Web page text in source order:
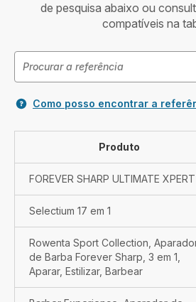
de pesquisa abaixo ou
compatíveis na
Como posso encontrar a
Produto
FOREVER SHARP ULTIMATE XPERT
Selectium 17 em 1
Rowenta Sport Collection,
de Barba Forever Sharp, 3 em 1,
Aparar, Estilizar, Barbear